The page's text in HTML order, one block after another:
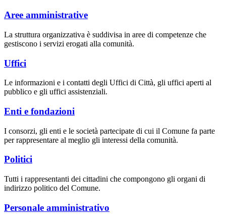
Aree amministrative
La struttura organizzativa è suddivisa in aree di competenze che
gestiscono i servizi erogati alla comunità.
Uffici
Le informazioni e i contatti degli Uffici di Città, gli uffici aperti al
pubblico e gli uffici assistenziali.
Enti e fondazioni
I consorzi, gli enti e le società partecipate di cui il Comune fa parte
per rappresentare al meglio gli interessi della comunità.
Politici
Tutti i rappresentanti dei cittadini che compongono gli organi di
indirizzo politico del Comune.
Personale amministrativo